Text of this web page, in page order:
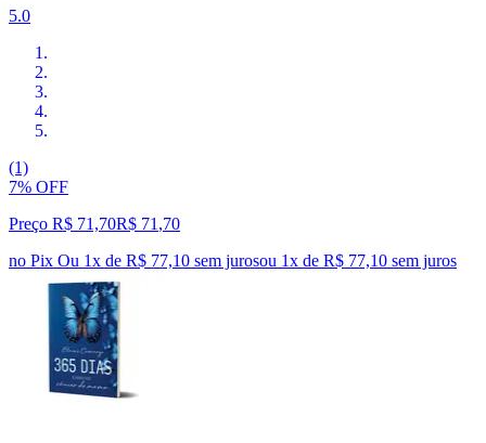
5.0
(1)
7% OFF
Preço R$ 71,70R$ 71 ,70
no Pix Ou 1x de R$ 77,10 sem jurosou 1x de R$ 77,10 sem juros